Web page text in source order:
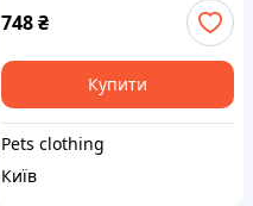
748₴
Купити
Pets clothing
Київ